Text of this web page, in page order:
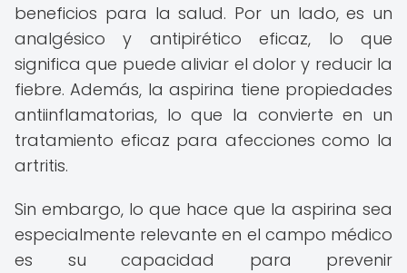
beneficios para la salud. Por un lado, es un
analgésico y antipirético eficaz, lo que
significa que puede aliviar el dolor y reducir la
fiebre. Además, la aspirina tiene propiedades
antiinflamatorias, lo que la convierte en un
tratamiento eficaz para afecciones como la
artritis.
Sin embargo, lo que hace que la aspirina sea
especialmente relevante en el campo médico
es su capacidad para prevenir